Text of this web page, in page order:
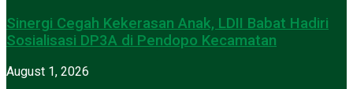
Sinergi Cegah Kekerasan Anak, LDII Babat Hadiri
Sosialisasi DP3A di Pendopo Kecamatan
August 1, 2026